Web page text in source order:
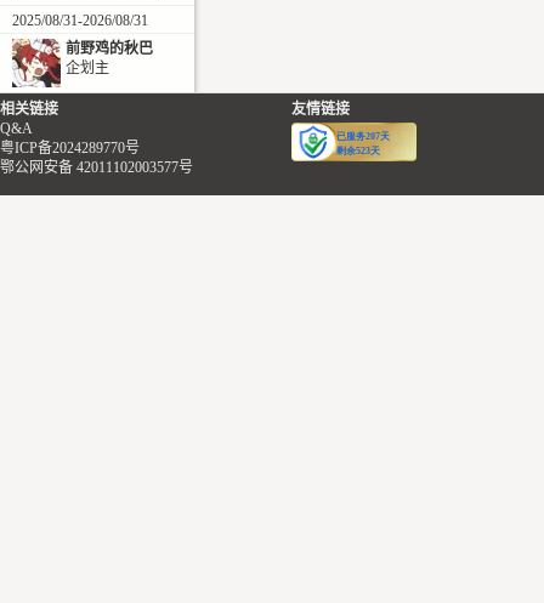
2025/08/31-2026/08/31
前野鸡的秋巴
企划主
相关链接
Q&A
粤ICP备2024289770号
鄂公网安备 42011102003577号
友情链接